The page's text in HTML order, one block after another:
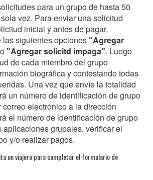
para un grupo de hasta 50
vez. Para enviar una solicitud
inicial y antes de pagar,
siguientes opciones"Agregar
o"Agregar solicitd impaga". Luego
de cada miembro del grupo
biográfica y contestando todas
Una vez que envíe la totalidad
un número de identificación de grupo
electrónico a la dirección
el número de identificación de grupo
aplicaciones grupales, verificar el
y/o realizar pagos.
un viajero para completar el formulario de